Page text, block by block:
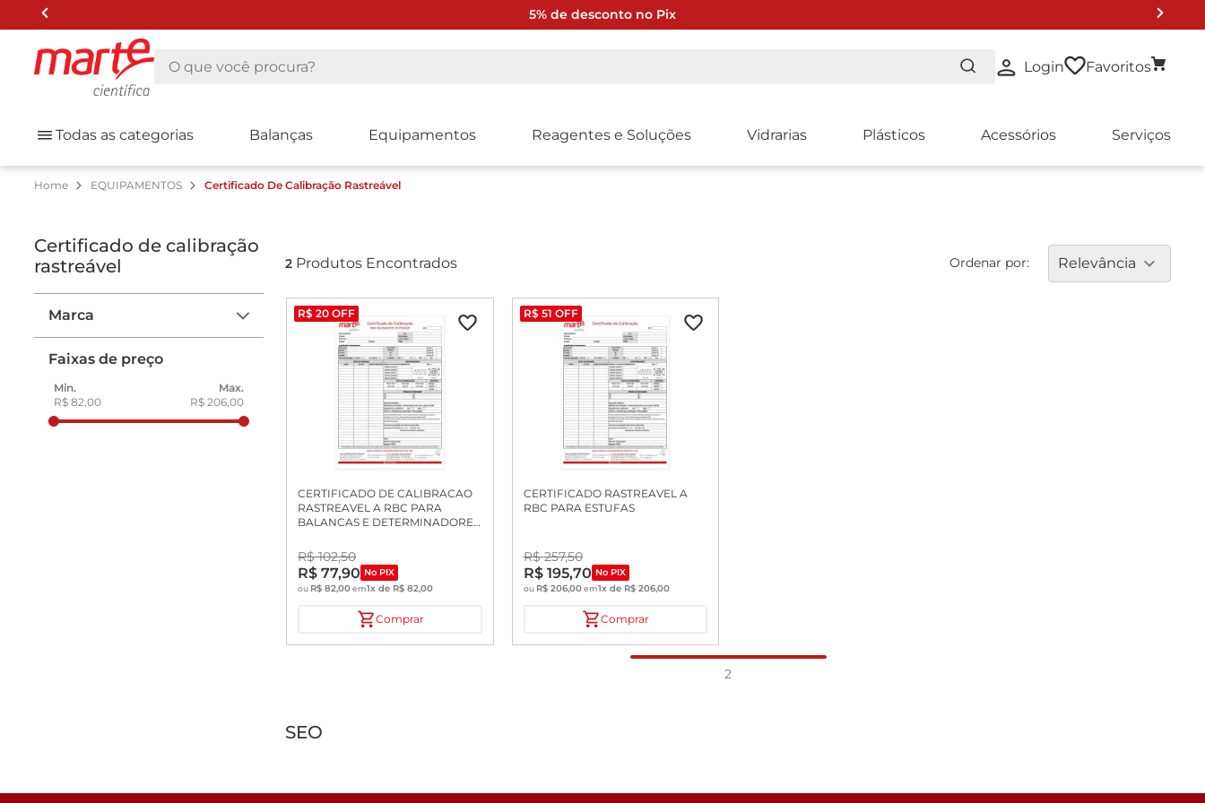
5% de desconto no Pix
O que você procura?
Login Favoritos
Todas as categorias Balanças Equipamentos Reagentes e Soluções Vidrarias Plásticos Acessórios Serviços
EQUIPAMENTOS Certificado De Calibração Rastreável
certificado de calibração
rastreável
Marca
Faixas de preço
R$ 82,00 R$ 206,00
2 Produtos Encontrados Ordenar por: Relevância
R$ 20 OFF
CERTIFICADO DE CALIBRACAO
RASTREAVEL A RBC PARA
BALANCAS E DETERMINADORES
R$ 102,50
R$ 77,90 No PIX
ou R$ 82,00em1x de R$ 82,00
Comprar
R$ 51 OFF
CERTIFICADO RASTREAVEL A
RBC PARA ESTUFAS
R$ 257,50
R$ 195,70 No PIX
ou R$ 206,00em1x de R$ 206,00
Comprar
2
SEO